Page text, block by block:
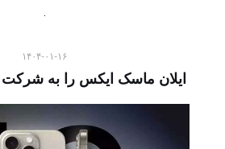
۱۴۰۴-۰۱-۱۶
ایلان ماسک ایکس را به